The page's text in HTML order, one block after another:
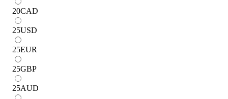
20CAD
25USD
25EUR
25GBP
25AUD